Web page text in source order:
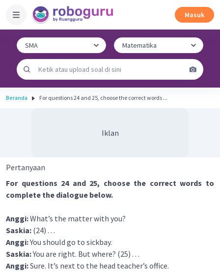
Masuk
Beranda For questions 24 and 25, choose the correct words ...
Iklan
Pertanyaan
For questions 24 and 25, choose the correct words to
complete the dialogue below.
Anggi:What’s the matter with you?
Saskia: (24) . . .
Anggi:You should go to sickbay.
Saskia:You are right. But where? (25) . . .
Anggi:Sure. It’s next to the head teacher’s office.